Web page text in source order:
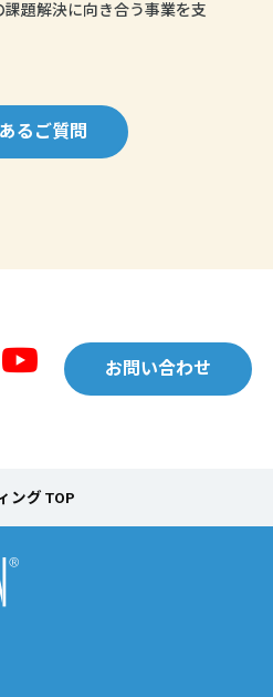
題解決に向き合う事業を支
るご質問
お問い合わせ
ング TOP